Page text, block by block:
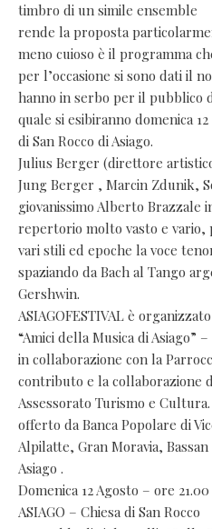
timbro di un simile ensemble
rende la proposta
meno cuioso è il programma
per l’occasione si sono dati il
hanno in serbo per il pubblico
quale si esibiranno domenica
di San Rocco di Asiago.
Julius Berger (direttore
Jung Berger , Marcin Zdunik,
giovanissimo Alberto Brazzale
repertorio molto vasto e vario,
vari stili ed epoche la voce
spaziando da Bach al Tango
Gershwin.
ASIAGOFESTIVAL è
“Amici della Musica di Asiago”
in collaborazione con la
contributo e la collaborazione
Assessorato Turismo e
offerto da Banca Popolare di
Alpilatte, Gran Moravia,
Asiago .
Domenica 12 Agosto – ore 21.00
ASIAGO – Chiesa di San Rocco